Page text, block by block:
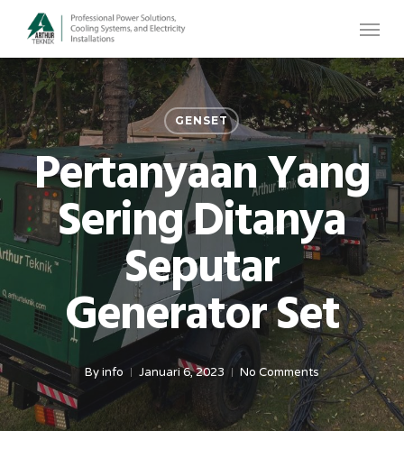
main
content
Menu
GENSET
Pertanyaan Yang
Sering Ditanya
Seputar
Generator Set
Byinfo Januari 6, 2023 No Comments